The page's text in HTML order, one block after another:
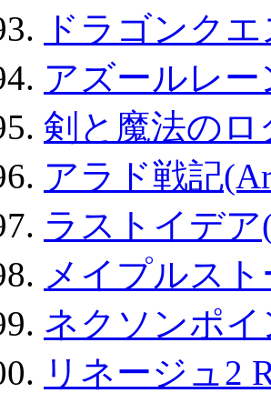
ドラゴンク
アズールレ
剣と魔法のロ
アラド戦記
ラストイデ
メイプルス
ネクソンポイ
リネージュ2